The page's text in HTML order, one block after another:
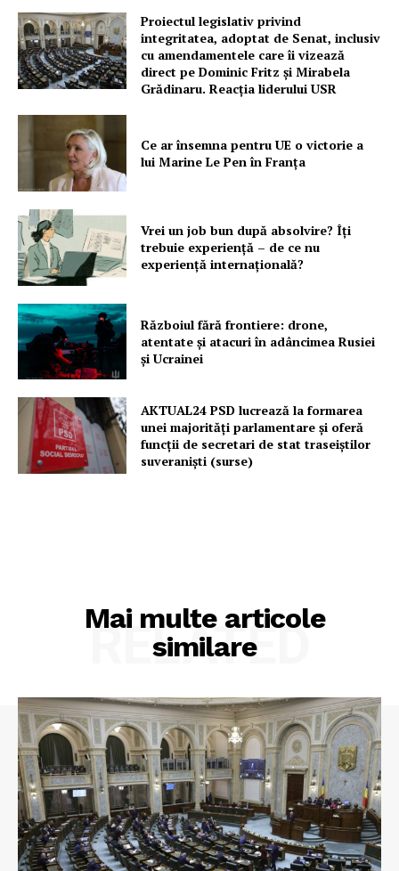
PRESShub
Proiecte editoriale
Rețea
Proiectul legislativ privind
integritatea, adoptat de Senat, inclusiv
cu amendamentele care îi vizează
direct pe Dominic Fritz și Mirabela
Grădinaru. Reacția liderului USR
Ce ar însemna pentru UE o victorie a
lui Marine Le Pen în Franța
Vrei un job bun după absolvire? Îți
trebuie experiență – de ce nu
experiență internațională?
Războiul fără frontiere: drone,
atentate și atacuri în adâncimea Rusiei
și Ucrainei
AKTUAL24 PSD lucrează la formarea
unei majorităţi parlamentare și oferă
funcții de secretari de stat traseiștilor
suveraniști (surse)
Mai multe articole
similare
RELATED